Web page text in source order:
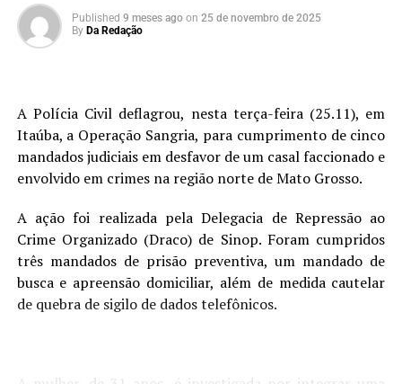
Published 9 meses ago on 25 de novembro de 2025
By Da Redação
A Polícia Civil deflagrou, nesta terça-feira (25.11), em
Itaúba, a Operação Sangria, para cumprimento de cinco
mandados judiciais em desfavor de um casal faccionado e
envolvido em crimes na região norte de Mato Grosso.
A ação foi realizada pela Delegacia de Repressão ao
Crime Organizado (Draco) de Sinop. Foram cumpridos
três mandados de prisão preventiva, um mandado de
busca e apreensão domiciliar, além de medida cautelar
de quebra de sigilo de dados telefônicos.